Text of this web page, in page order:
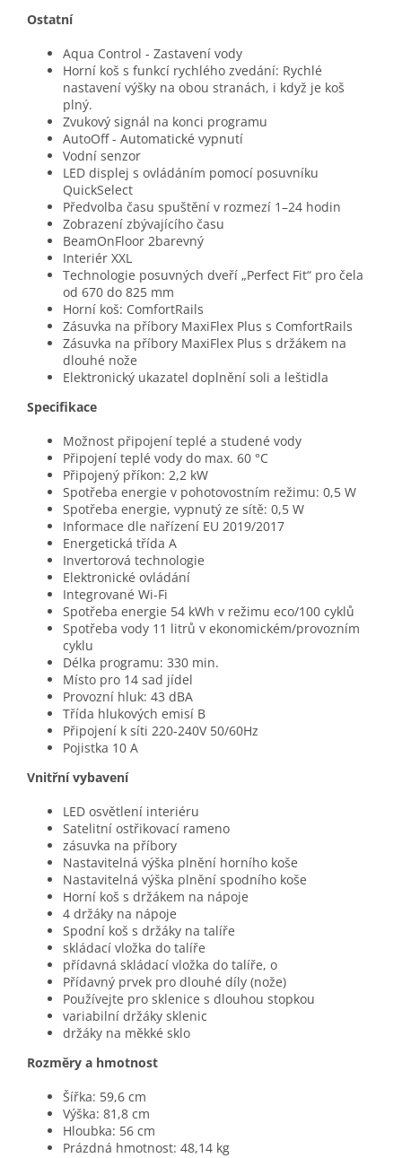
Ostatní
Aqua Control - Zastavení vody
Horní koš s funkcí rychlého zvedání: Rychlé
nastavení výšky na obou stranách, i když je koš
plný.
Zvukový signál na konci programu
AutoOff - Automatické vypnutí
Vodní senzor
LED displej s ovládáním pomocí posuvníku
QuickSelect
Předvolba času spuštění v rozmezí 1–24 hodin
Zobrazení zbývajícího času
BeamOnFloor 2barevný
Interiér XXL
Technologie posuvných dveří „Perfect Fit“ pro čela
od 670 do 825 mm
Horní koš: ComfortRails
Zásuvka na příbory MaxiFlex Plus s ComfortRails
Zásuvka na příbory MaxiFlex Plus s držákem na
dlouhé nože
Elektronický ukazatel doplnění soli a leštidla
Specifikace
Možnost připojení teplé a studené vody
Připojení teplé vody do max. 60 °C
Připojený příkon: 2,2 kW
Spotřeba energie v pohotovostním režimu: 0,5 W
Spotřeba energie, vypnutý ze sítě: 0,5 W
Informace dle nařízení EU 2019/2017
Energetická třída A
Invertorová technologie
Elektronické ovládání
Integrované Wi-Fi
Spotřeba energie 54 kWh v režimu eco/100 cyklů
Spotřeba vody 11 litrů v ekonomickém/provozním
cyklu
Délka programu: 330 min.
Místo pro 14 sad jídel
Provozní hluk: 43 dBA
Třída hlukových emisí B
Připojení k síti 220-240V 50/60Hz
Pojistka 10 A
Vnitřní vybavení
LED osvětlení interiéru
Satelitní ostřikovací rameno
zásuvka na příbory
Nastavitelná výška plnění horního koše
Nastavitelná výška plnění spodního koše
Horní koš s držákem na nápoje
4 držáky na nápoje
Spodní koš s držáky na talíře
skládací vložka do talíře
přídavná skládací vložka do talíře, o
Přídavný prvek pro dlouhé díly (nože)
Používejte pro sklenice s dlouhou stopkou
variabilní držáky sklenic
držáky na měkké sklo
Rozměry a hmotnost
Šířka: 59,6 cm
Výška: 81,8 cm
Hloubka: 56 cm
Prázdná hmotnost: 48,14 kg